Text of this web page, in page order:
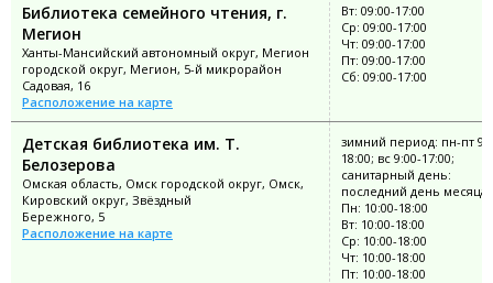
Библиотека семейного чтения, г.
Мегион
Ханты-Мансийский автономный округ, Мегион
городской округ, Мегион, 5-й микрорайон
Садовая, 16
Расположение на карте
Вт: 09:00-17:00
Ср: 09:00-17:00
Чт: 09:00-17:00
Пт: 09:00-17:00
Сб: 09:00-17:00
Детская библиотека им. Т.
Белозерова
Омская область, Омск городской округ, Омск,
Кировский округ, Звёздный
Бережного, 5
Расположение на карте
зимний период: пн-пт
18:00; вс 9:00-17:00;
санитарный день:
последний день месяца
Пн: 10:00-18:00
Вт: 10:00-18:00
Ср: 10:00-18:00
Чт: 10:00-18:00
Пт: 10:00-18:00